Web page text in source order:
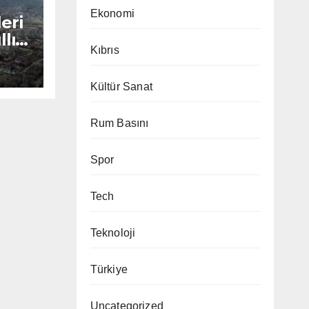
Ekonomi
Kıbrıs
Kültür Sanat
Rum Basını
Spor
Tech
Teknoloji
Türkiye
Uncategorized